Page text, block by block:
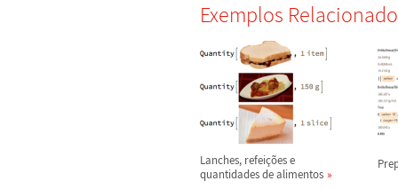
Exemplos
Lanches, refeições e
quantidades de alimentos